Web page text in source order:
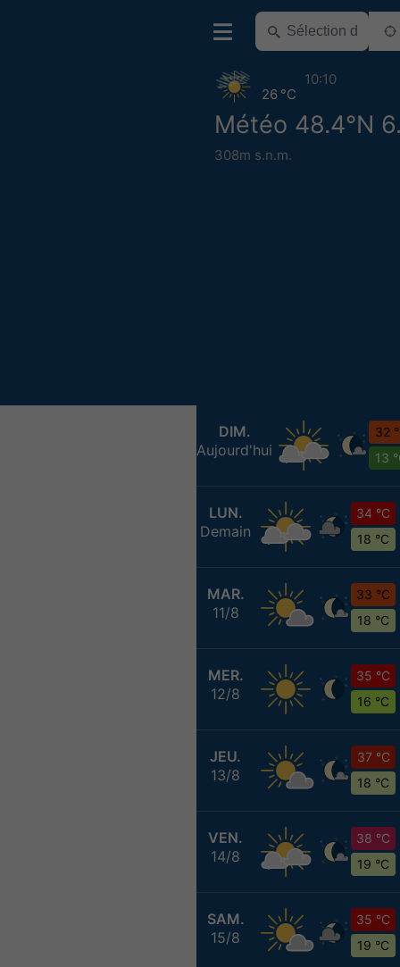
Météo 48.4°N
308m s.n.m.
26 °C
10:10
DIM.
Aujourd'hui
32
13
LUN.
Demain
34 °C
18 °C
MAR.
11/8
33 °C
18 °C
MER.
12/8
35 °C
16 °C
JEU.
13/8
37 °C
18 °C
VEN.
14/8
38 °C
19 °C
SAM.
15/8
35 °C
19 °C